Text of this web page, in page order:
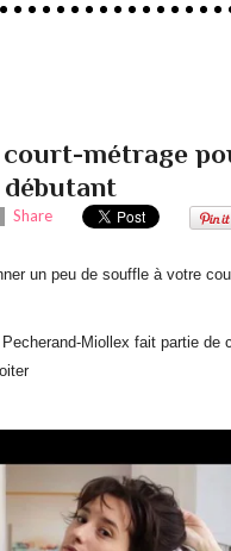
métrage
Share
un peu de souffle à votre
Miollex fait partie de